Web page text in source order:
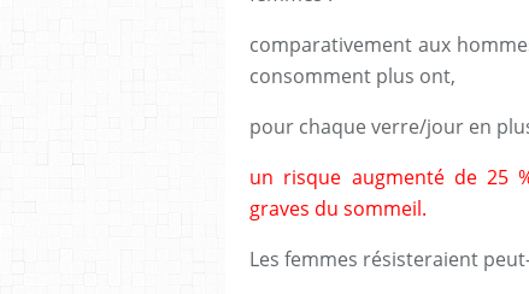
comparativement aux
consomment plus ont,
pour chaque verre/jour en
un risque augmenté de 25
graves du sommeil.
Les femmes résisteraient